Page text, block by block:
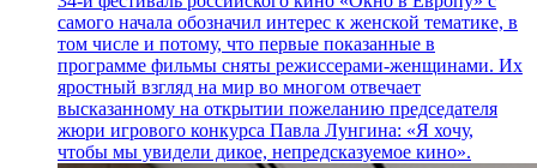
самого начала обозначил интерес к женской тематике, в
том числе и потому, что первые показанные в
программе фильмы сняты режиссерами-женщинами. Их
яростный взгляд на мир во многом отвечает
высказанному на открытии пожеланию председателя
жюри игрового конкурса Павла Лунгина: «Я хочу,
чтобы мы увидели дикое, непредсказуемое кино».